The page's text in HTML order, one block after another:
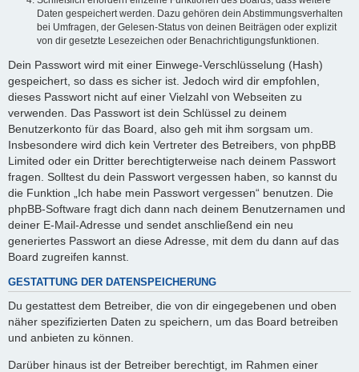
Daten gespeichert werden. Dazu gehören dein Abstimmungsverhalten
bei Umfragen, der Gelesen-Status von deinen Beiträgen oder explizit
von dir gesetzte Lesezeichen oder Benachrichtigungsfunktionen.
Dein Passwort wird mit einer Einwege-Verschlüsselung (Hash)
gespeichert, so dass es sicher ist. Jedoch wird dir empfohlen,
dieses Passwort nicht auf einer Vielzahl von Webseiten zu
verwenden. Das Passwort ist dein Schlüssel zu deinem
Benutzerkonto für das Board, also geh mit ihm sorgsam um.
Insbesondere wird dich kein Vertreter des Betreibers, von phpBB
Limited oder ein Dritter berechtigterweise nach deinem Passwort
fragen. Solltest du dein Passwort vergessen haben, so kannst du
die Funktion „Ich habe mein Passwort vergessen“ benutzen. Die
phpBB-Software fragt dich dann nach deinem Benutzernamen und
deiner E-Mail-Adresse und sendet anschließend ein neu
generiertes Passwort an diese Adresse, mit dem du dann auf das
Board zugreifen kannst.
GESTATTUNG DER DATENSPEICHERUNG
Du gestattest dem Betreiber, die von dir eingegebenen und oben
näher spezifizierten Daten zu speichern, um das Board betreiben
und anbieten zu können.
Darüber hinaus ist der Betreiber berechtigt, im Rahmen einer